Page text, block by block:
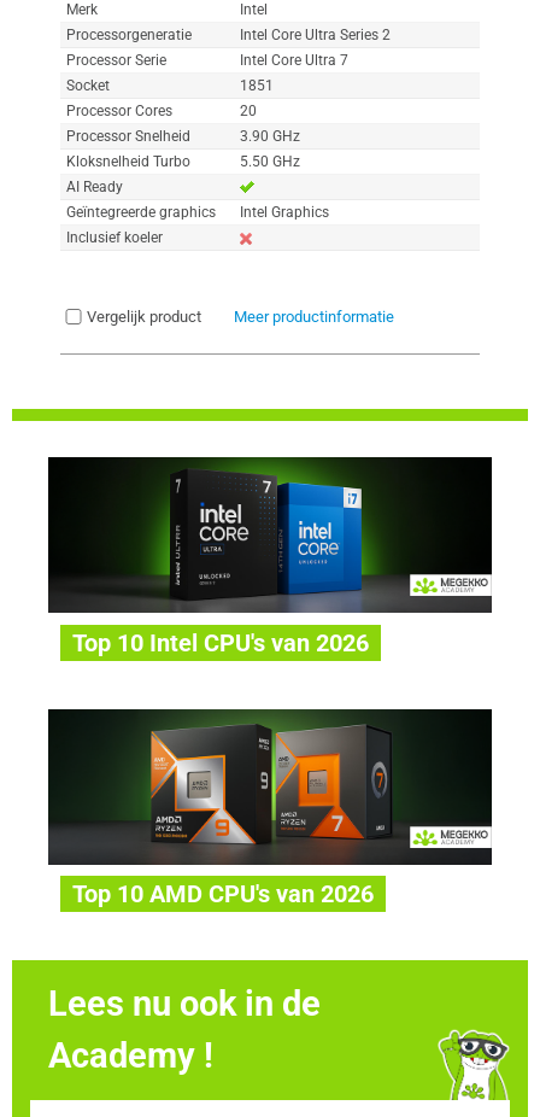
Merk
Intel
Processorgeneratie
Intel Core Ultra Series 2
Processor Serie
Intel Core Ultra 7
Socket
1851
Processor Cores
20
Processor Snelheid
3.90 GHz
Kloksnelheid Turbo
5.50 GHz
AI Ready
Geïntegreerde graphics
Intel Graphics
Inclusief koeler
Vergelijk product Meer productinformatie
Top 10 Intel CPU's van 2026
Top 10 AMD CPU's van 2026
Lees nu ook in de
Academy !